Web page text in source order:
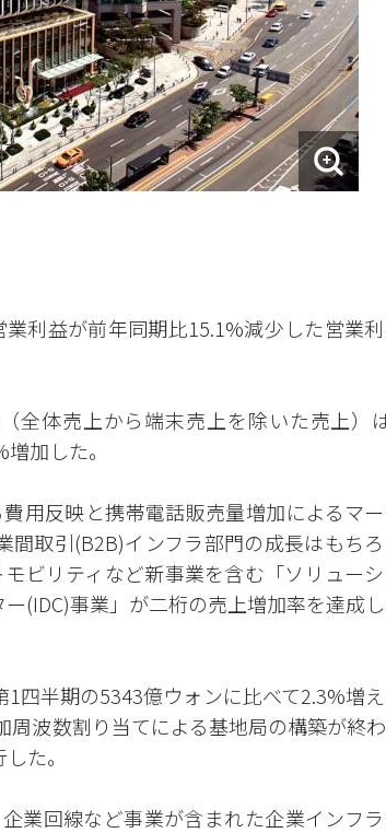
利益が前年同期比15.1%減少した営業
全体売上から端末売上を除いた売上）
加した。
用反映と携帯電話販売量増加によるマ
取引(B2B)インフラ部門の成長はもちろ
ビリティなど新事業を含む「ソリュー
(IDC)事業」が二桁の売上増加率を達成
四半期の5343億ウォンに比べて2.3%増え
波数割り当てによる基地局の構築が終わ
た。
業回線など事業が含まれた企業インフ